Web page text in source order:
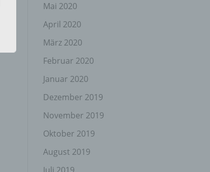
Mai 2020
April 2020
März 2020
Februar 2020
Januar 2020
Dezember 2019
November 2019
Oktober 2019
August 2019